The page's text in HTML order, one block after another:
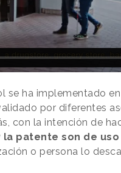
se ha implementado
por diferentes
con la intención de
la patente son de
o persona lo